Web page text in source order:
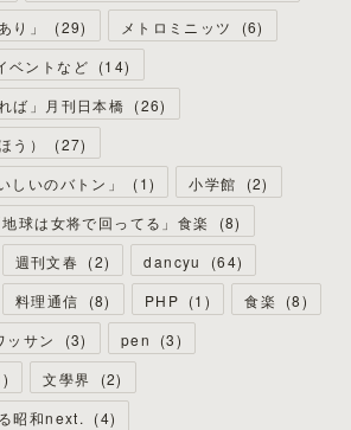
り」
(29) メトロミニッツ (6)
ベントなど (14)
ば」月刊日本橋 (26)
う）
(27)
いのバトン」
(1) 小学館 (2)
球は女将で回ってる」食楽 (8)
週刊文春 (2) dancyu (64)
料理通信 (8) PHP (1 ) 食楽 (8)
ッサン (3) pen (3)
) 文學界 (2)
昭和next.
(4)